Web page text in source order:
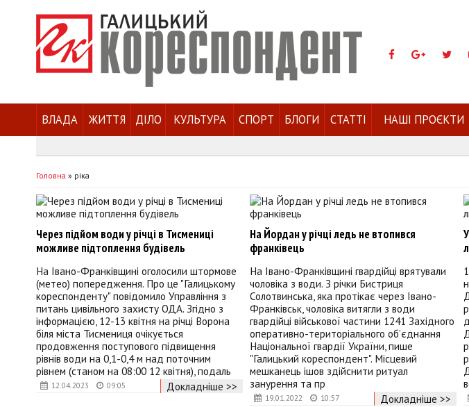
ВЛАДА ЖИТТЯ ДІЛО КУЛЬТУРА СПОРТ БЛОГИ СТАТТІ НАШІ ПРОЄКТИ
Головна » ріка
12.04.2023 09:05
Через підйом води у річці в Тисмениці
можливе підтоплення будівель
На Івано-Франківщині оголосили штормове
(метео) попередження. Про це "Галицькому
кореспонденту" повідомило Управління з
питань цивільного захисту ОДА. Згідно з
інформацією, 12-13 квітня на річці Ворона
біля міста Тисмениця очікується
продовження поступового підвищення
рівнів води на 0,1-0,4 м над поточним
рівнем (станом на 08:00 12 квітня), подаль
Докладніше >>
19.01.2022 10:57
На Йордан у річці ледь не втопився
франківець
На Івано-Франківщині гвардійці врятували
чоловіка з води. З річки Бистриця
Солотвинська, яка протікає через Івано-
Франківськ, чоловіка витягли з води
гвардійці військової частини 1241 Західного
оперативно-територіального об’єднання
Національної гвардії України, пише
"Галицький кореспондент". Місцевий
мешканець ішов здійснити ритуал
занурення та пр
Докладніше >>